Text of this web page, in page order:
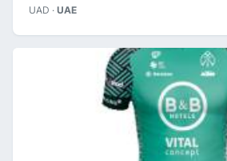
UAD · UAE